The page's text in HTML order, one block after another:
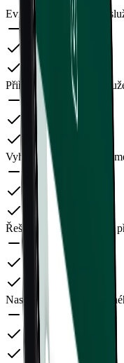
Evidence a vyúčtování
Přiřazování výdajů ze
Vyhlášky, zákonné
Řešení zálohy ze žádosti
Nastavení výpočtu